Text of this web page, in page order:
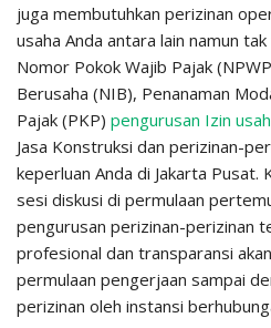
juga membutuhkan perizinan
usaha Anda antara lain namun
Nomor Pokok Wajib Pajak
Berusaha (NIB), Penanaman
Pajak (PKP) pengurusan Izin
Jasa Konstruksi dan perizinan-
keperluan Anda di Jakarta Pusat.
sesi diskusi di permulaan
pengurusan perizinan-perizinan
profesional dan transparansi
permulaan pengerjaan sampai
perizinan oleh instansi